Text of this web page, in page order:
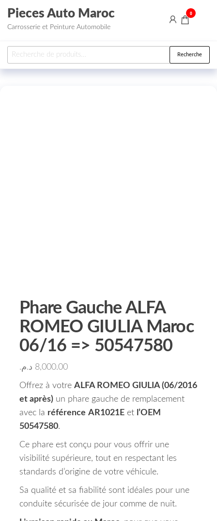
Aller au contenu
Pieces Auto Maroc
Carrosserie et Peinture Automobile
0
Recherche pour : Recherche
Phare Gauche ALFA
ROMEO GIULIA Maroc
06/16 => 50547580
8,000.00 د.م.
Offrez à votre ALFA ROMEO GIULIA (06/2016
et après) un phare gauche de remplacement
avec la référence AR1021E et l’OEM
50547580.
Ce phare est conçu pour vous offrir une
visibilité supérieure, tout en respectant les
standards d’origine de votre véhicule.
Sa qualité et sa fiabilité sont idéales pour une
conduite sécurisée de jour comme de nuit.